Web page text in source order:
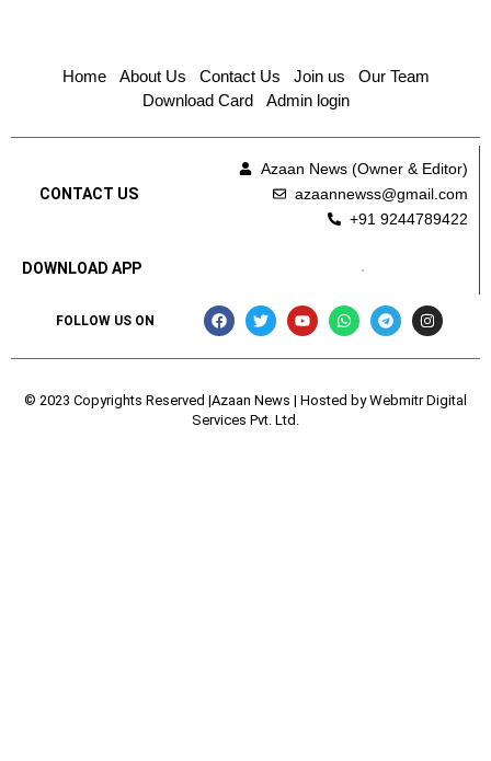
Home About Us Contact Us Join us
Our Team
Download Card
Admin login
CONTACT US
Azaan News (Owner & Editor)
azaannewss@gmail.com
+91 9244789422
DOWNLOAD APP
FOLLOW US ON
© 2023 Copyrights Reserved |Azaan News | Hosted byWebmitr Digital
Services Pvt. Ltd.